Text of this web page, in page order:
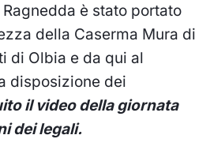
è stato portato
della Caserma Mura di
di Olbia e da qui al
disposizione dei
il video della giornata
dei legali.